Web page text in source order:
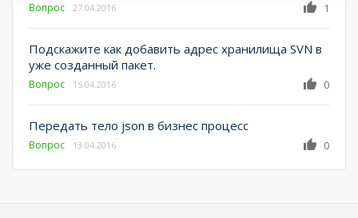
Вопрос 1
27.04.2016
Подскажите как добавить адрес хранилища SVN в
уже созданный пакет.
Вопрос 0
15.04.2016
Передать тело json в бизнес процесс
Вопрос 0
13.04.2016